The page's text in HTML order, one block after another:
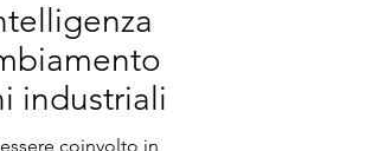
industriali
coinvolto in